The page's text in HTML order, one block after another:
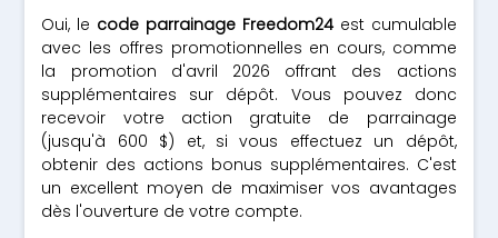
Oui, le code parrainage Freedom24est cumulable
avec les offres promotionnelles en cours, comme
la promotion d'avril 2026 offrant des actions
supplémentaires sur dépôt. Vous pouvez donc
recevoir votre action gratuite de parrainage
(jusqu'à 600 $) et, si vous effectuez un dépôt,
obtenir des actions bonus supplémentaires. C'est
un excellent moyen de maximiser vos avantages
dès l'ouverture de votre compte.